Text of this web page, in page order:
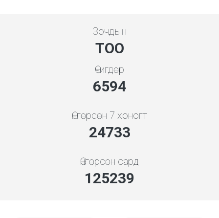
Зочдын
ТОО
Өчигдөр
7101
Өнгөрсөн 7 хоногт
26635
Өнгөрсөн сард
134873